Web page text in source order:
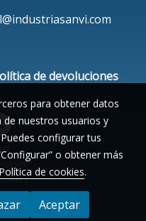
de devoluciones
compra
para obtener datos
nuestros usuarios y
configurar tus
o obtener más
Política de cookies.
Aceptar